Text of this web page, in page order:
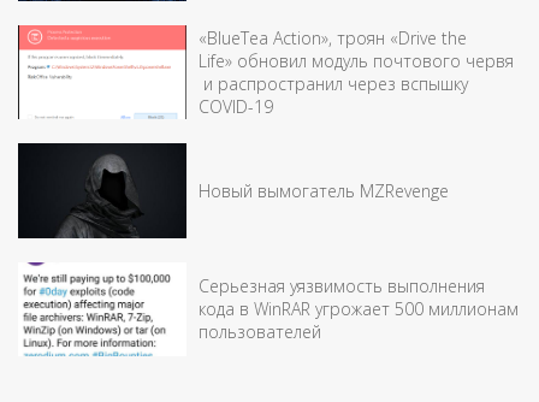
«BlueTea Action», троян «Drive the
Life» обновил модуль почтового червя
и распространил через вспышку
COVID-19
Новый вымогатель MZRevenge
Серьезная уязвимость выполнения
кода в WinRAR угрожает 500 миллионам
пользователей